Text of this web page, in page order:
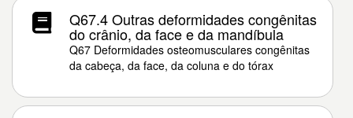
Q67.4 Outras deformidades congênitas
do crânio, da face e da mandíbula
Q67 Deformidades osteomusculares congênitas
da cabeça, da face, da coluna e do tórax